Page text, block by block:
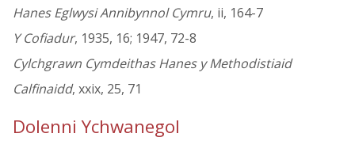
Hanes Eglwysi Annibynnol Cymru, ii, 164-7
Y Cofiadur, 1935, 16; 1947, 72-8
Cylchgrawn Cymdeithas Hanes y Methodistiaid
Calfinaidd, xxix, 25, 71
Dolenni Ychwanegol